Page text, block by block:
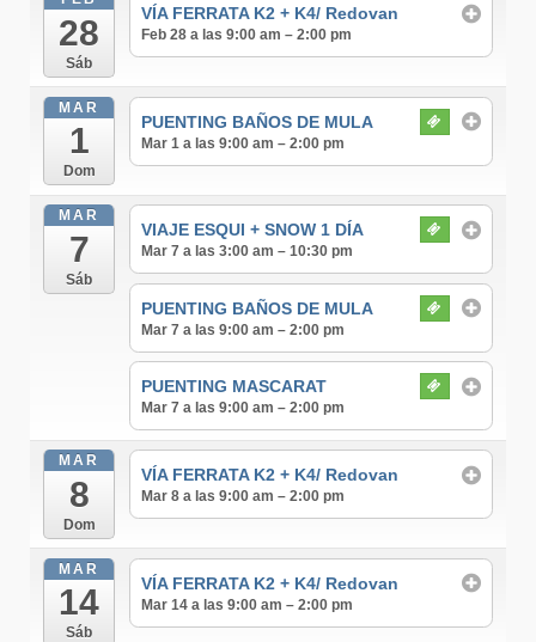
28
Sáb
VÍA FERRATA K2 + K4/ Redovan
Feb 28 a las 9:00 am – 2:00 pm
MAR
1
Dom
PUENTING BAÑOS DE MULA
Mar 1 a las 9:00 am – 2:00 pm
MAR
7
Sáb
VIAJE ESQUI + SNOW 1 DÍA
Mar 7 a las 3:00 am – 10:30 pm
PUENTING BAÑOS DE MULA
Mar 7 a las 9:00 am – 2:00 pm
PUENTING MASCARAT
Mar 7 a las 9:00 am – 2:00 pm
MAR
8
Dom
VÍA FERRATA K2 + K4/ Redovan
Mar 8 a las 9:00 am – 2:00 pm
MAR
14
Sáb
VÍA FERRATA K2 + K4/ Redovan
Mar 14 a las 9:00 am – 2:00 pm